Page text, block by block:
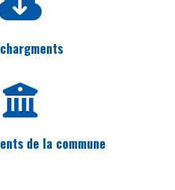
de la commune